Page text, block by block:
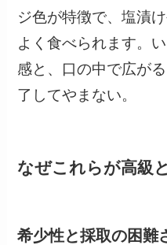
ジ色が特徴で、塩漬
よく食べられます。
感と、口の中で広が
了してやまない。
なぜこれらが高級
希少性と採取の困難